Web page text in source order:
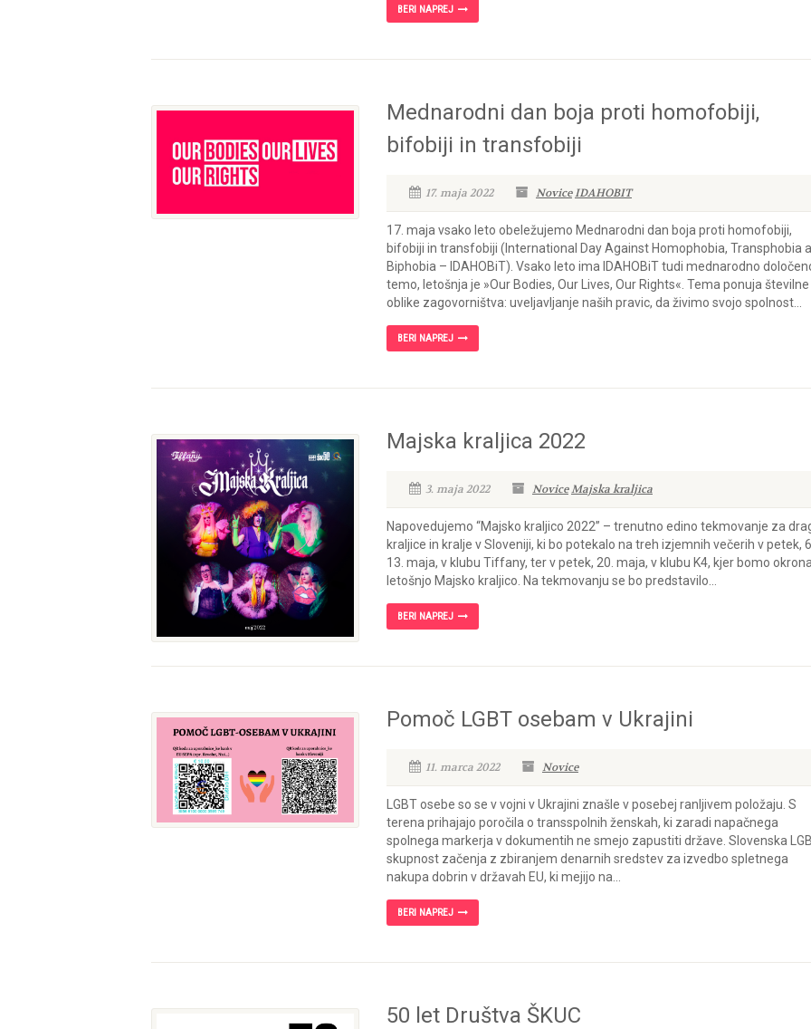
BERI NAPREJ
Mednarodni dan boja proti homofobiji,
bifobiji in transfobiji
17. maja 2022 NoviceIDAHOBIT
17. maja vsako leto obeležujemo Mednarodni dan boja proti homofobiji,
bifobiji in transfobiji (International Day Against Homophobia, Transphobia
Biphobia – IDAHOBiT). Vsako leto ima IDAHOBiT tudi mednarodno
temo, letošnja je »Our Bodies, Our Lives, Our Rights«. Tema ponuja številne
oblike zagovorništva: uveljavljanje naših pravic, da živimo svojo spolnost...
BERI NAPREJ
Majska kraljica 2022
3. maja 2022 NoviceMajska kraljica
Napovedujemo “Majsko kraljico 2022” – trenutno edino tekmovanje za
kraljice in kralje v Sloveniji, ki bo potekalo na treh izjemnih večerih v petek,
13. maja, v klubu Tiffany, ter v petek, 20. maja, v klubu K4, kjer bomo
letošnjo Majsko kraljico. Na tekmovanju se bo predstavilo...
BERI NAPREJ
Pomoč LGBT osebam v Ukrajini
11. marca 2022 Novice
LGBT osebe so se v vojni v Ukrajini znašle v posebej ranljivem položaju. S
terena prihajajo poročila o transspolnih ženskah, ki zaradi napačnega
spolnega markerja v dokumentih ne smejo zapustiti države. Slovenska
skupnost začenja z zbiranjem denarnih sredstev za izvedbo spletnega
nakupa dobrin v državah EU, ki mejijo na...
BERI NAPREJ
50 let Društva ŠKUC